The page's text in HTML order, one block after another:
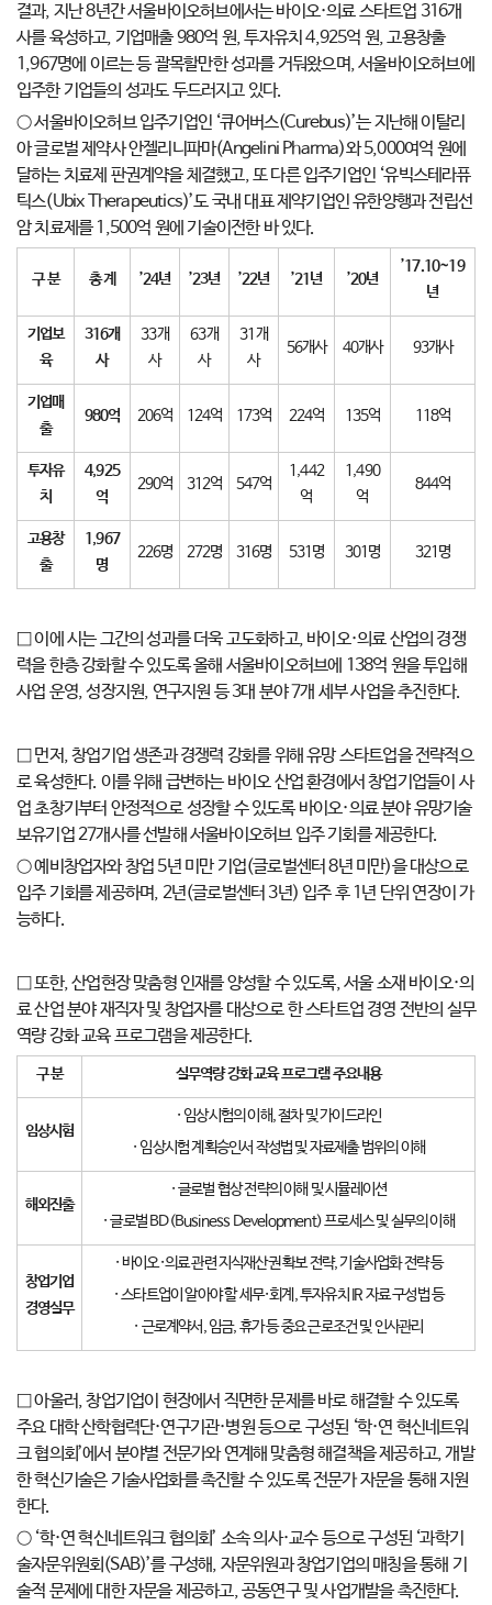
결과, 지난 8년간 서울바이오허브에서는 바이오·의료 스타트업 316개
사를 육성하고, 기업매출 980억 원, 투자유치 4,925억 원, 고용창출
1,967명에 이르는 등 괄목할만한 성과를 거둬왔으며, 서울바이오허브에
입주한 기업들의 성과도 두드러지고 있다.
○ 서울바이오허브 입주기업인 ‘큐어버스(Curebus)’는 지난해 이탈리
아 글로벌 제약사 안젤리니파마(Angelini Pharma)와 5,000여억 원에
달하는 치료제 판권계약을 체결했고, 또 다른 입주기업인 ‘유빅스테라퓨
틱스(Ubix Therapeutics)’도 국내 대표 제약기업인 유한양행과 전립선
암 치료제를 1,500억 원에 기술이전한 바 있다.
구 분 총 계 ’24년 ’23년 ’22년 ’21 년 ’20년
’17.10~19
년
기업보
육
316개
사
33개
사
63개
사
31개
사
56개사 40개사 93개사
기업매
출
980억 206억 124억 173억 224억 135억 118억
투자유
치
4,925
억
290억 312억 547억
1,442
억
1,490
억
844억
고용창
출
1,967
명
226명 272명 316명 531명 301명 321명
□ 이에 시는 그간의 성과를 더욱 고도화하고, 바이오·의료 산업의 경쟁
력을 한층 강화할 수 있도록 올해 서울바이오허브에 138억 원을 투입해
사업 운영, 성장지원, 연구지원 등 3대 분야 7개 세부 사업을 추진한다.
□ 먼저, 창업기업 생존과 경쟁력 강화를 위해 유망 스타트업을 전략적으
로 육성한다. 이를 위해 급변하는 바이오 산업 환경에서 창업기업들이 사
업 초창기부터 안정적으로 성장할 수 있도록 바이오·의료 분야 유망기술
보유기업 27개사를 선발해 서울바이오허브 입주 기회를 제공한다.
○ 예비창업자와 창업 5년 미만 기업(글로벌센터 8년 미만)을 대상으로
입주 기회를 제공하며, 2년(글로벌센터 3년) 입주 후 1년 단위 연장이 가
능하다.
□ 또한, 산업현장 맞춤형 인재를 양성할 수 있도록, 서울 소재 바이오·의
료 산업 분야 재직자 및 창업자를 대상으로 한 스타트업 경영 전반의 실무
역량 강화 교육 프로그램을 제공한다.
구 분 실무역량 강화 교육 프로그램 주요내용
임상시험
· 임상시험의 이해, 절차 및 가이드라인
· 임상시험 계획승인서 작성법 및 자료제출 범위의 이해
해외진출
· 글로벌 협상 전략의 이해 및 시뮬레이션
· 글로벌 BD(Business Development) 프로세스 및 실무의 이해
창업기업
경영실무
· 바이오·의료 관련 지식재산권 확보 전략, 기술사업화 전략 등
· 스타트업이 알아야 할 세무·회계, 투자유치 IR 자료 구성법 등
· 근로계약서, 임금, 휴가 등 중요 근로조건 및 인사관리
□ 아울러, 창업기업이 현장에서 직면한 문제를 바로 해결할 수 있도록
주요 대학 산학협력단·연구기관·병원 등으로 구성된 ‘학·연 혁신네트워
크 협의회’에서 분야별 전문가와 연계해 맞춤형 해결책을 제공하고, 개발
한 혁신기술은 기술사업화를 촉진할 수 있도록 전문가 자문을 통해 지원
한다.
○ ‘학·연 혁신네트워크 협의회’ 소속 의사·교수 등으로 구성된 ‘과학기
술자문위원회(SAB)’를 구성해, 자문위원과 창업기업의 매칭을 통해 기
술적 문제에 대한 자문을 제공하고, 공동연구 및 사업개발을 촉진한다.